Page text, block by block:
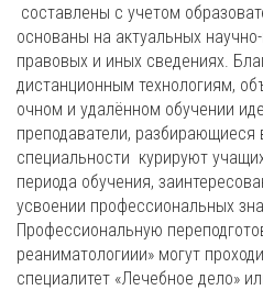
составлены с учетом
основаны на актуальных
правовых и иных сведениях.
дистанционным технологиям,
очном и удалённом обучении
преподаватели, разбирающиеся
специальности курируют
периода обучения,
усвоении профессиональных
Профессиональную
реаниматологиии» могут
специалитет «Лечебное дело»